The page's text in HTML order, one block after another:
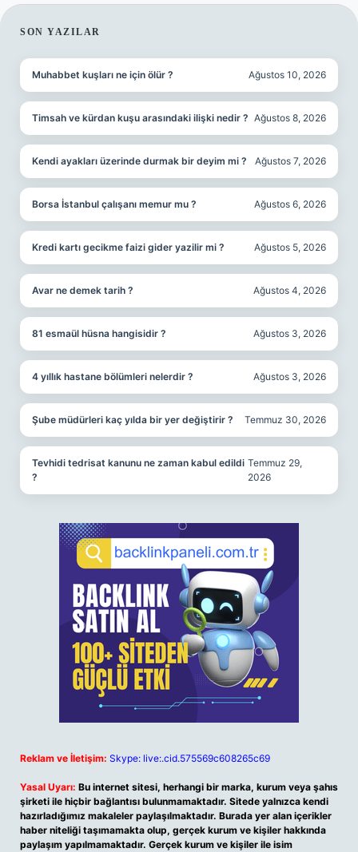
SIDEBAR
SON YAZILAR
Muhabbet kuşları ne için ölür ? Ağustos 10, 2026
Timsah ve kürdan kuşu arasındaki ilişki nedir ? Ağustos 8, 2026
Kendi ayakları üzerinde durmak bir deyim mi ? Ağustos 7, 2026
Borsa İstanbul çalışanı memur mu ? Ağustos 6, 2026
Kredi kartı gecikme faizi gider yazilir mi ? Ağustos 5, 2026
Avar ne demek tarih ? Ağustos 4, 2026
81 esmaül hüsna hangisidir ? Ağustos 3, 2026
4 yıllık hastane bölümleri nelerdir ? Ağustos 3, 2026
Şube müdürleri kaç yılda bir yer değiştirir ? Temmuz 30, 2026
Tevhidi tedrisat kanunu ne zaman kabul edildi
?
Temmuz 29,
2026
Reklam ve İletişim: Skype: live:.cid.575569c608265c69
Yasal Uyarı: Bu internet sitesi, herhangi bir marka, kurum veya şahıs
şirketi ile hiçbir bağlantısı bulunmamaktadır. Sitede yalnızca kendi
hazırladığımız makaleler paylaşılmaktadır. Burada yer alan içerikler
haber niteliği taşımamakta olup, gerçek kurum ve kişiler hakkında
paylaşım yapılmamaktadır. Gerçek kurum ve kişiler ile isim